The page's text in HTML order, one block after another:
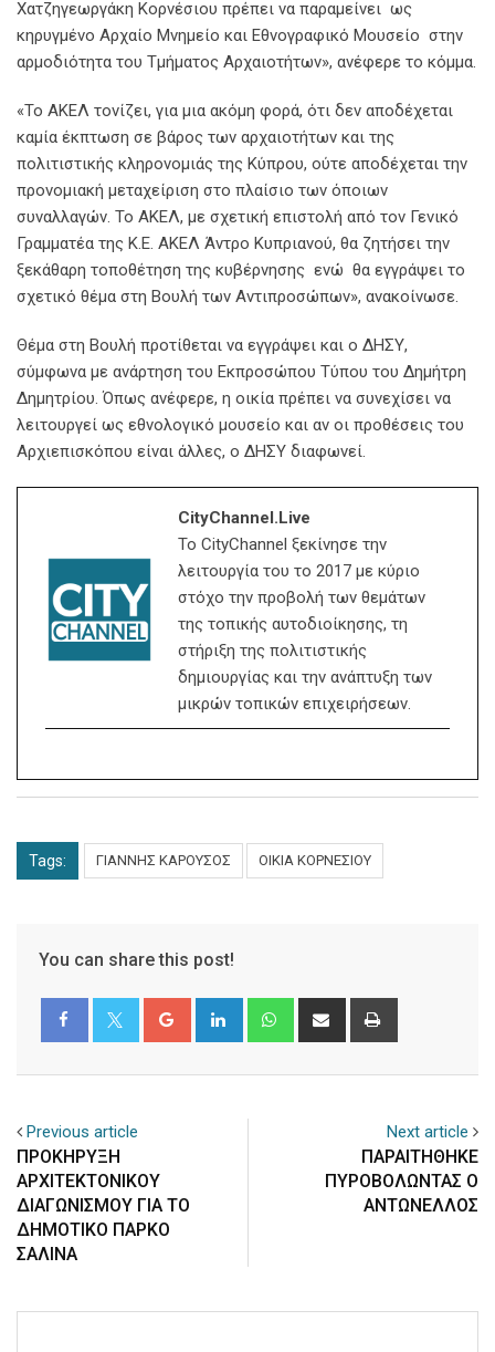
Χατζηγεωργάκη Κορνέσιου πρέπει να παραμείνει ως
κηρυγμένο Αρχαίο Μνημείο και Εθνογραφικό Μουσείο στην
αρμοδιότητα του Τμήματος Αρχαιοτήτων», ανέφερε το κόμμα.
«Το ΑΚΕΛ τονίζει, για μια ακόμη φορά, ότι δεν αποδέχεται
καμία έκπτωση σε βάρος των αρχαιοτήτων και της
πολιτιστικής κληρονομιάς της Κύπρου, ούτε αποδέχεται την
προνομιακή μεταχείριση στο πλαίσιο των όποιων
συναλλαγών. Το ΑΚΕΛ, με σχετική επιστολή από τον Γενικό
Γραμματέα της Κ.Ε. ΑΚΕΛ Άντρο Κυπριανού, θα ζητήσει την
ξεκάθαρη τοποθέτηση της κυβέρνησης ενώ θα εγγράψει το
σχετικό θέμα στη Βουλή των Αντιπροσώπων», ανακοίνωσε.
Θέμα στη Βουλή προτίθεται να εγγράψει και ο ΔΗΣΥ,
σύμφωνα με ανάρτηση του Εκπροσώπου Τύπου του Δημήτρη
Δημητρίου. Όπως ανέφερε, η οικία πρέπει να συνεχίσει να
λειτουργεί ως εθνολογικό μουσείο και αν οι προθέσεις του
Αρχιεπισκόπου είναι άλλες, ο ΔΗΣΥ διαφωνεί.
CityChannel.live
Το CityChannel ξεκίνησε την
λειτουργία του το 2017 με κύριο
στόχο την προβολή των θεμάτων
της τοπικής αυτοδιοίκησης, τη
στήριξη της πολιτιστικής
δημιουργίας και την ανάπτυξη των
μικρών τοπικών επιχειρήσεων.
Tags: ΓΙΑΝΝΗΣ ΚΑΡΟΥΣΟΣ ΟΙΚΙΑ ΚΟΡΝΕΣΙΟΥ
You can share this post!
Google+ LinkedIn WhatsappShare
Previous article
ΠΡΟΚΗΡΥΞΗ
ΑΡΧΙΤΕΚΤΟΝΙΚΟΥ
ΔΙΑΓΩΝΙΣΜΟΥ ΓΙΑ ΤΟ
ΔΗΜΟΤΙΚΟ ΠΑΡΚΟ
ΣΑΛΙΝΑ
Next article
ΠΑΡΑΙΤΗΘΗΚΕ
ΠΥΡΟΒΟΛΩΝΤΑΣ Ο
ΑΝΤΩΝΕΛΛΟΣ